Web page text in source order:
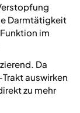
Darmtätigkeit
im
Da
auswirken
zu mehr